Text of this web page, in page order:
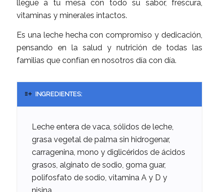
llegue a tu mesa con todo su sabor, frescura,
vitaminas y minerales intactos.
Es una leche hecha con compromiso y dedicación,
pensando en la salud y nutrición de todas las
familias que confían en nosotros día con día.
INGREDIENTES:
Leche entera de vaca, sólidos de leche,
grasa vegetal de palma sin hidrogenar,
carragenina, mono y diglicéridos de ácidos
grasos, alginato de sodio, goma guar,
polifosfato de sodio, vitamina A y D y